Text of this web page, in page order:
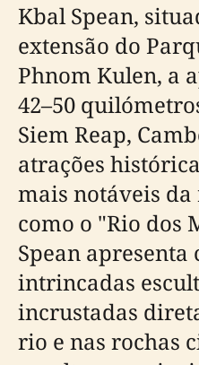
Kbal Spean,
extensão do
Phnom Kulen, a
42–50
Siem Reap,
atrações
mais notáveis da
como o "Rio dos
Spean apresenta
intrincadas
incrustadas
rio e nas rochas